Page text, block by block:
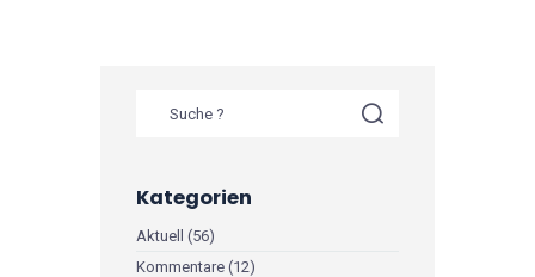
Kategorien
Aktuell (56)
Kommentare (12)